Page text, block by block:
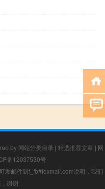
by 网站分类目录 | 精选推荐文章 | 网
备12037530号
发邮件到f_fb#foxmail.com说明，我们
谢谢